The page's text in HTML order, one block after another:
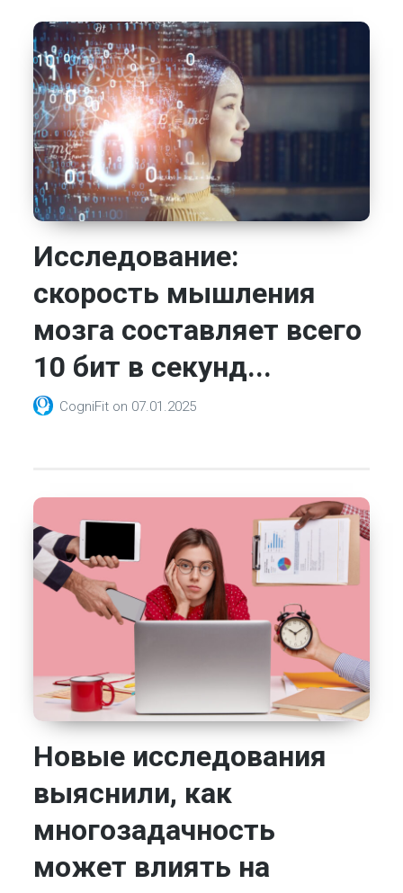
Исследование:
скорость мышления
мозга составляет всего
10 бит в секунд...
CogniFit on 07.01.2025
Новые исследования
выяснили, как
многозадачность
может влиять на